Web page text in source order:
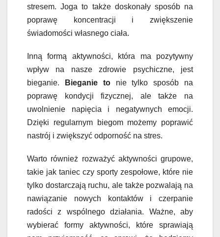
stresem. Joga to także doskonały sposób na
poprawę koncentracji i zwiększenie
świadomości własnego ciała.
Inną formą aktywności, która ma pozytywny
wpływ na nasze zdrowie psychiczne, jest
bieganie.
Bieganie tonie tylko sposób na
poprawę kondycji fizycznej, ale także na
uwolnienie napięcia i negatywnych emocji.
Dzięki regularnym biegom możemy poprawić
nastrój i zwiększyć odporność na stres.
Warto również rozważyć aktywności grupowe,
takie jak taniec czy sporty zespołowe, które nie
tylko dostarczają ruchu, ale także pozwalają na
nawiązanie nowych kontaktów i czerpanie
radości z wspólnego działania. Ważne, aby
wybierać formy aktywności, które sprawiają